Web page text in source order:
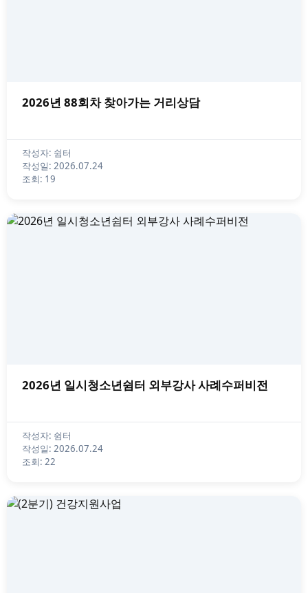
2026년 88회차 찾아가는 거리상담
작성자: 쉼터
작성일: 2026.07.24
조회: 19
2026년 일시청소년쉼터 외부강사 사례수퍼비전
작성자: 쉼터
작성일: 2026.07.24
조회: 22